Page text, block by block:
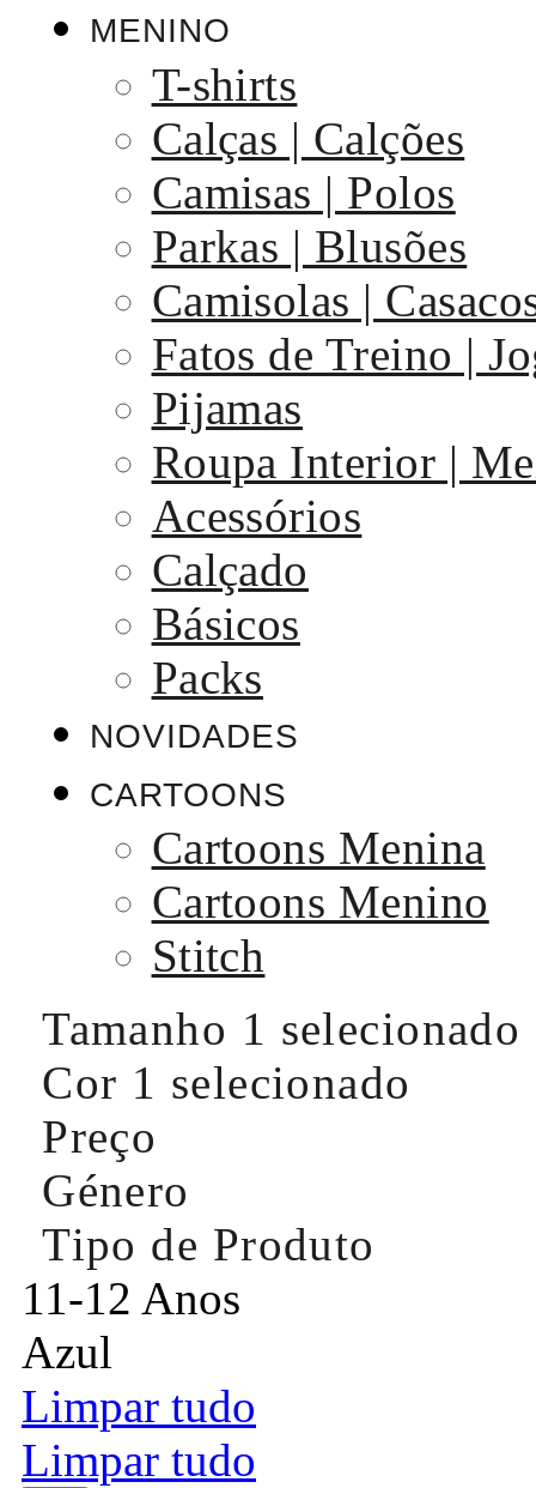
MENINO
T-shirts
Calças | Calções
Camisas | Polos
Parkas | Blusões
Camisolas |
Fatos de Treino |
Pijamas
Roupa Interior |
Acessórios
Calçado
Básicos
Packs
NOVIDADES
CARTOONS
Cartoons Menina
Cartoons Menino
Stitch
Tamanho 1 selecionado
Cor 1 selecionado
Preço
Género
Tipo de Produto
11-12 Anos
Azul
Limpar tudo
Limpar tudo